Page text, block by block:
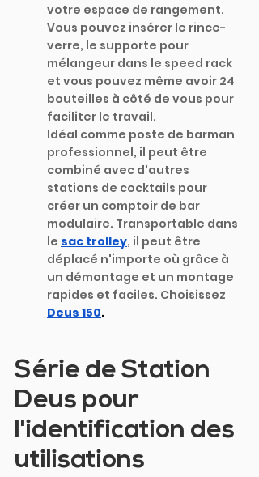
votre espace de rangement.
Vous pouvez insérer le rince-
verre, le supporte pour
mélangeur dans le speed rack
et vous pouvez même avoir 24
bouteilles à côté de vous pour
faciliter le travail.
Idéal comme poste de barman
professionnel, il peut être
combiné avec d'autres
stations de cocktails pour
créer un comptoir de bar
modulaire. Transportable dans
le sac trolley, il peut être
déplacé n'importe où grâce à
un démontage et un montage
rapides et faciles. Choisissez
Deus 150.
Série de Station
Deus pour
l'identification des
utilisations